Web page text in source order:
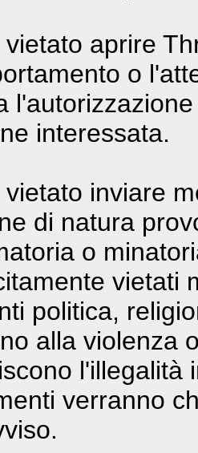
vietato aprire
o
interessata.
vietato inviare
di natura
o
vietati
politica,
alla violenza
l'illegalità
verranno